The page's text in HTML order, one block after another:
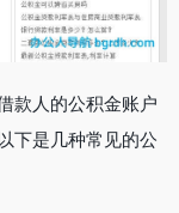
款人的公积金账户
下是几种常见的公